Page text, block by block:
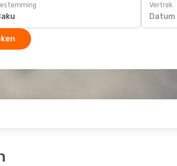
Vertrek
Datum